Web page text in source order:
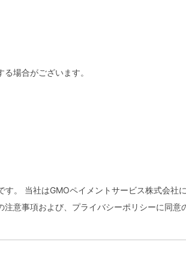
場合がございます。
。 当社はGMOペイメントサービス株式会社
意事項および、プライバシーポリシーに同意